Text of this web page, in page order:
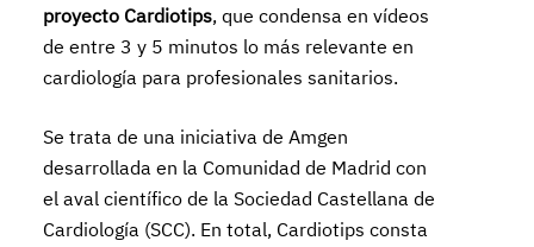
proyecto Cardiotips, que condensa en vídeos
de entre 3 y 5 minutos lo más relevante en
cardiología para profesionales sanitarios.
Se trata de una iniciativa de Amgen
desarrollada en la Comunidad de Madrid con
el aval científico de la Sociedad Castellana de
Cardiología (SCC). En total, Cardiotips consta